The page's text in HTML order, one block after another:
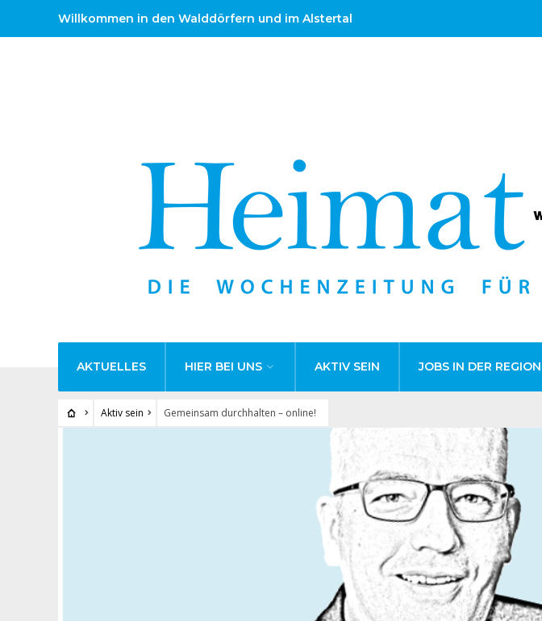
Willkommen in den Walddörfern und im Alstertal
AKTUELLES HIER BEI UNS AKTIV SEIN JOBS IN DER REGION
Aktiv sein Gemeinsam durchhalten – online!